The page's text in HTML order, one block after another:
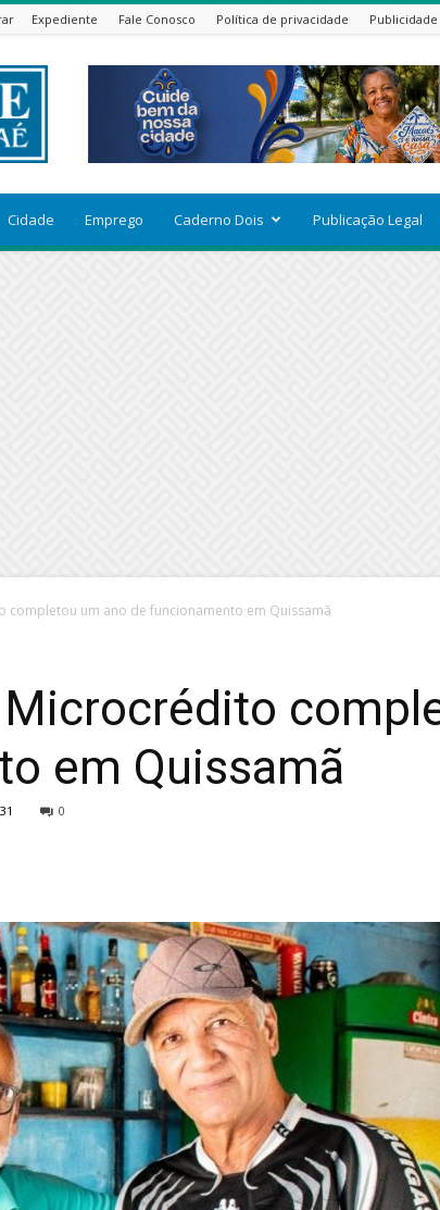
Expediente Fale Conosco Política de privacidade Publicidade
Cidade Emprego Caderno Dois Publicação Legal
completou um ano de funcionamento em Quissamã
em Quissamã
0